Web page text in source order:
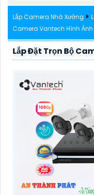
Lắp Camera Nhà Xưởng
Camera Vantech Hình Ảnh
Lắp Đặt Trọn Bộ